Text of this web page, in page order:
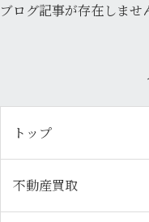
ブログ記事が存在しませ
トップ
不動産買取